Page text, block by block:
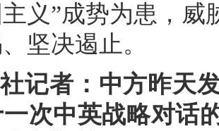
义”成势为患，威
坚决遏止。
记者：中方昨天
次中英战略对话